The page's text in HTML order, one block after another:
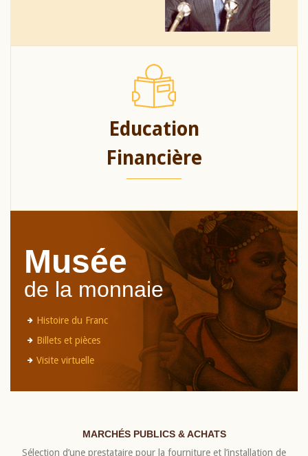
Education
Financière
Musée
de la monnaie
Histoire du Franc
Billets et pièces
Visite virtuelle
MARCHÉS PUBLICS & ACHATS
Sélection d’une prestataire pour la fourniture et l’installation de